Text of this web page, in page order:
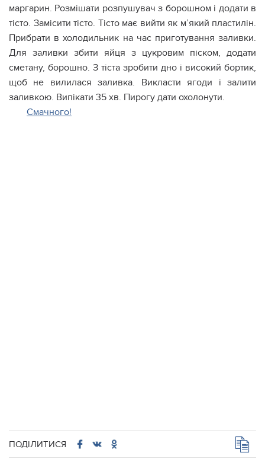
маргарин. Розмішати розпушувач з борошном і додати в
тісто. Замісити тісто. Тісто має вийти як м’який пластилін.
Прибрати в холодильник на час приготування заливки.
Для заливки збити яйця з цукровим піском, додати
сметану, борошно. З тіста зробити дно і високий бортик,
щоб не вилилася заливка. Викласти ягоди і залити
заливкою. Випікати 35 хв. Пирогу дати охолонути.
Смачного!
ПОДІЛИТИСЯ